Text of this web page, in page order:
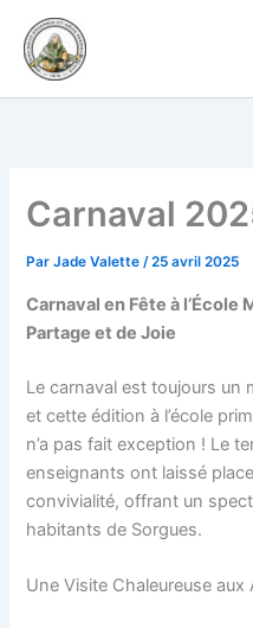
contenu
Carnaval
ParJade Valette/25 avril 2025
Carnaval en Fête à l’École
Partage et de Joie
Le carnaval est toujours un
et cette édition à l’école
n’a pas fait exception ! Le
enseignants ont laissé
convivialité, offrant un
habitants de Sorgues.
Une Visite Chaleureuse aux